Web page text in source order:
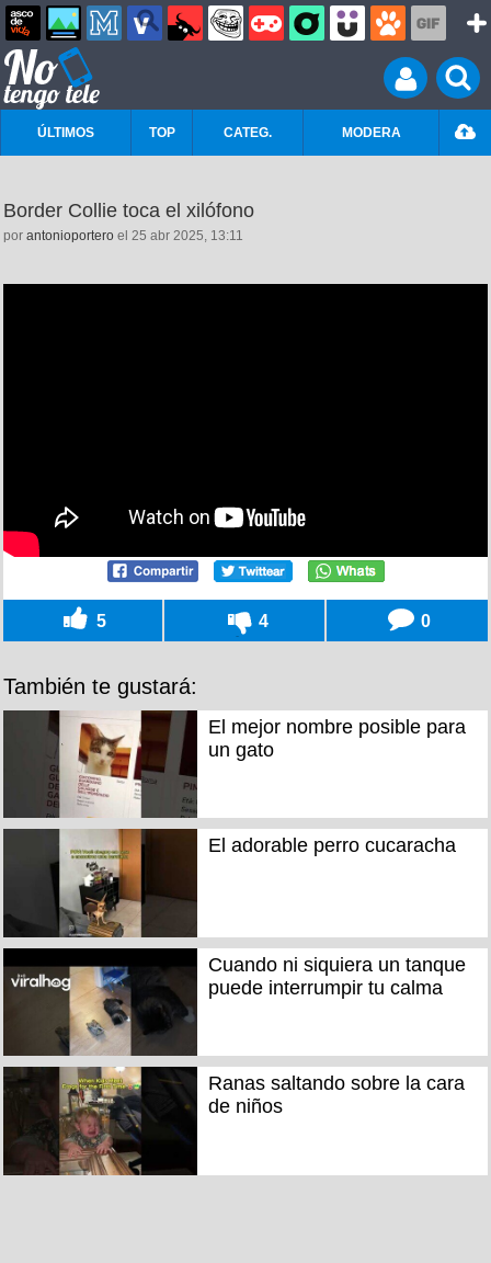
ÚLTIMOS TOP CATEG. MODERA
Border Collie toca el xilófono
por antonioportero el 25 abr 2025, 13:11
5 4 0
También te gustará:
El mejor nombre posible para
un gato
El adorable perro cucaracha
Cuando ni siquiera un tanque
puede interrumpir tu calma
Ranas saltando sobre la cara
de niños